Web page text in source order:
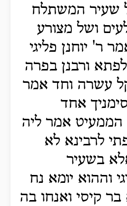
שעיר המשתלח
ושל מצורע
ר' יוחנן פליגי
ורבנן בפרה
עשרה וחד אמר
אחד
אמר ליה
לרבינא לא
בשעיר
וההוא יומא נח
קיסי ואנחו בה